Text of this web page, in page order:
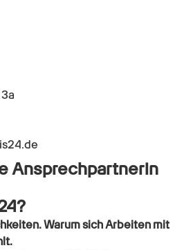
Ansprechpartnerin
Warum sich Arbeiten mit